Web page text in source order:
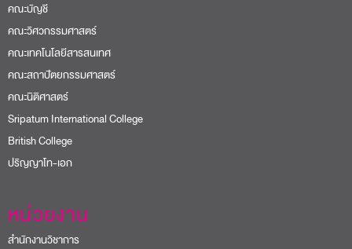
คณะบัญชี
คณะวิศวกรรมศาสตร์
คณะเทคโนโลยีสารสนเทศ
คณะสถาปัตยกรรมศาสตร์
คณะนิติศาสตร์
Sripatum International College
British College
ปริญญาโท-เอก
หน่วยงาน
สำนักงานวิชาการ